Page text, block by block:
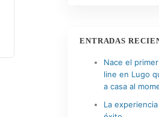
ENTRADAS
Nace el
line en Lugo
a casa al
La